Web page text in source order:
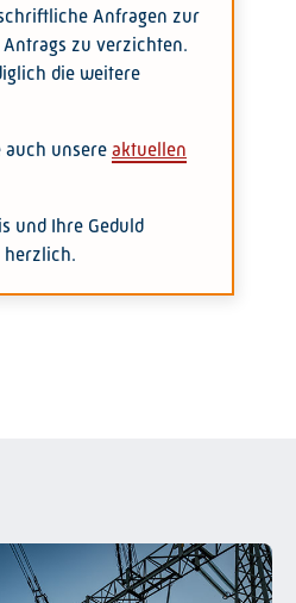
Anfragen zur
zu verzichten.
die weitere
auch unsere aktuellen
und Ihre Geduld
herzlich.